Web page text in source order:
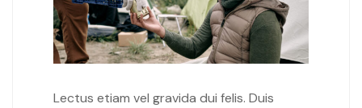
Lectus etiam vel gravida dui felis. Duis